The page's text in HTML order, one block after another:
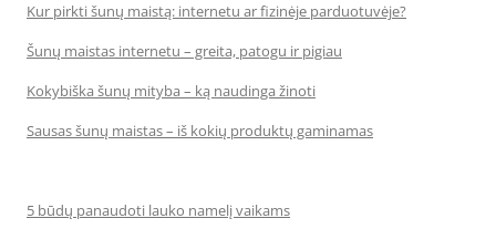
Kur pirkti šunų maistą: internetu ar fizinėje parduotuvėje?
Šunų maistas internetu – greita, patogu ir pigiau
Kokybiška šunų mityba – ką naudinga žinoti
Sausas šunų maistas – iš kokių produktų gaminamas
5 būdų panaudoti lauko namelį vaikams